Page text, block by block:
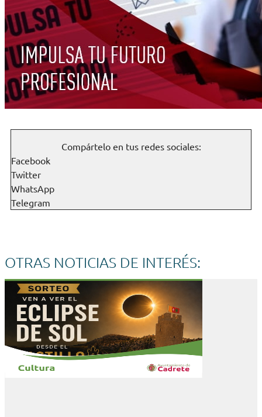
Compártelo en tus redes sociales:
Facebook
Twitter
WhatsApp
Telegram
OTRAS NOTICIAS DE INTERÉS: